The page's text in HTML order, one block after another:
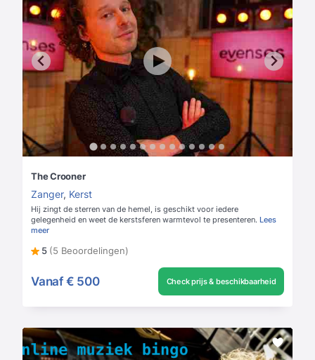
The Crooner
Zanger, Kerst
Hij zingt de sterren van de hemel, is geschikt voor iedere
gelegenheid en weet de kerstsferen warmtevol te presenteren. Lees
meer
5 (5 Beoordelingen)
Vanaf € 500 Check prijs & beschikbaarheid